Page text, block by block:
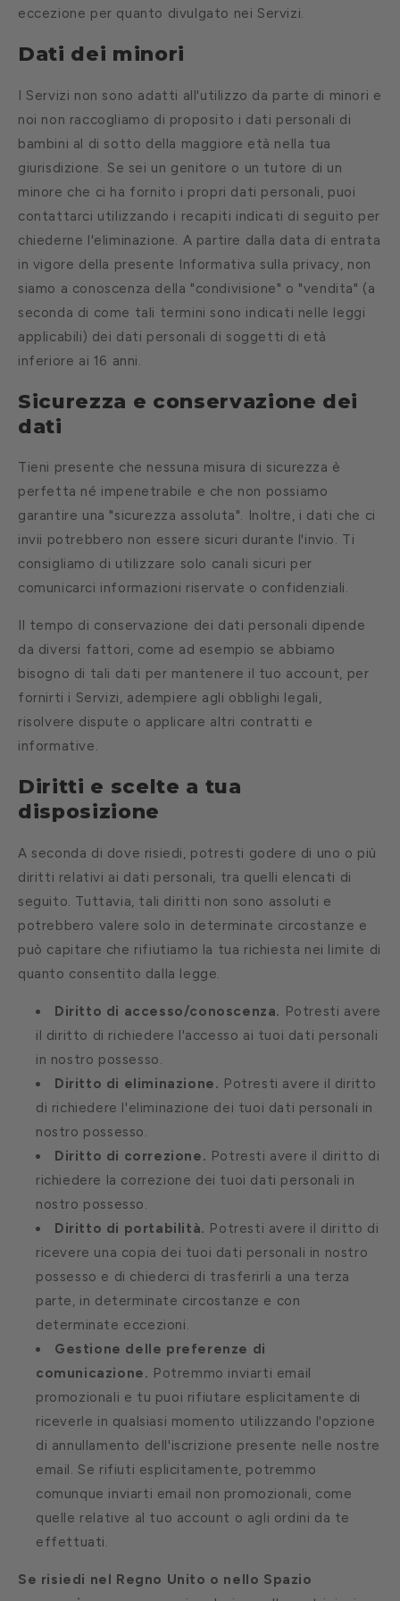
eccezione per quanto divulgato nei Servizi.
Dati dei minori
I Servizi non sono adatti all'utilizzo da parte di minori e
noi non raccogliamo di proposito i dati personali di
bambini al di sotto della maggiore età nella tua
giurisdizione. Se sei un genitore o un tutore di un
minore che ci ha fornito i propri dati personali, puoi
contattarci utilizzando i recapiti indicati di seguito per
chiederne l'eliminazione. A partire dalla data di entrata
in vigore della presente Informativa sulla privacy, non
siamo a conoscenza della "condivisione" o "vendita" (a
seconda di come tali termini sono indicati nelle leggi
applicabili) dei dati personali di soggetti di età
inferiore ai 16 anni.
Sicurezza e conservazione dei
dati
Tieni presente che nessuna misura di sicurezza è
perfetta né impenetrabile e che non possiamo
garantire una "sicurezza assoluta". Inoltre, i dati che ci
invii potrebbero non essere sicuri durante l'invio. Ti
consigliamo di utilizzare solo canali sicuri per
comunicarci informazioni riservate o confidenziali.
Il tempo di conservazione dei dati personali dipende
da diversi fattori, come ad esempio se abbiamo
bisogno di tali dati per mantenere il tuo account, per
fornirti i Servizi, adempiere agli obblighi legali,
risolvere dispute o applicare altri contratti e
informative.
Diritti e scelte a tua
disposizione
A seconda di dove risiedi, potresti godere di uno o più
diritti relativi ai dati personali, tra quelli elencati di
seguito. Tuttavia, tali diritti non sono assoluti e
potrebbero valere solo in determinate circostanze e
può capitare che rifiutiamo la tua richiesta nei limite di
quanto consentito dalla legge.
Diritto di accesso/conoscenza. Potresti avere
il diritto di richiedere l'accesso ai tuoi dati personali
in nostro possesso.
Diritto di eliminazione. Potresti avere il diritto
di richiedere l'eliminazione dei tuoi dati personali in
nostro possesso.
Diritto di correzione. Potresti avere il diritto di
richiedere la correzione dei tuoi dati personali in
nostro possesso.
Diritto di portabilità. Potresti avere il diritto di
ricevere una copia dei tuoi dati personali in nostro
possesso e di chiederci di trasferirli a una terza
parte, in determinate circostanze e con
determinate eccezioni.
Gestione delle preferenze di
comunicazione. Potremmo inviarti email
promozionali e tu puoi rifiutare esplicitamente di
riceverle in qualsiasi momento utilizzando l'opzione
di annullamento dell'iscrizione presente nelle nostre
email. Se rifiuti esplicitamente, potremmo
comunque inviarti email non promozionali, come
quelle relative al tuo account o agli ordini da te
effettuati.
Se risiedi nel Regno Unito o nello Spazio